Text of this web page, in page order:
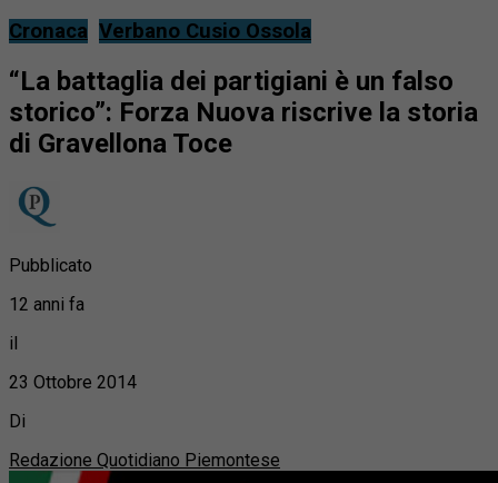
Cronaca Verbano Cusio Ossola
“La battaglia dei partigiani è un falso
storico”: Forza Nuova riscrive la storia
di Gravellona Toce
Pubblicato
12 anni fa
il
23 Ottobre 2014
Di
Redazione Quotidiano Piemontese